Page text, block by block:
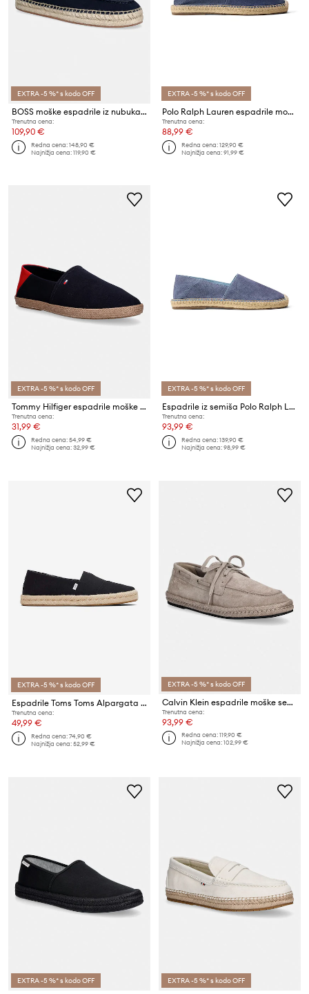
EXTRA -5 %* s kodo OFF
BOSS moške espadrile iz nubuka Madeira
Trenutna cena:
109,90 €
Redna cena:148,90 €
Najnižja cena:119,90 €
EXTRA -5 %* s kodo OFF
Polo Ralph Lauren espadrile moške Cevio V2 Clp
Trenutna cena:
88,99 €
Redna cena:129,90 €
Najnižja cena:91,99 €
EXTRA -5 %* s kodo OFF
Tommy Hilfiger espadrile moške CORE HILFIGER ESPADRILLE TEXTILE
Trenutna cena:
31,99 €
Redna cena:54,99 €
Najnižja cena:32,99 €
EXTRA -5 %* s kodo OFF
Espadrile iz semiša Polo Ralph Lauren Cevio V2 Clp
Trenutna cena:
93,99 €
Redna cena:139,90 €
Najnižja cena:98,99 €
EXTRA -5 %* s kodo OFF
Espadrile Toms Toms Alpargata Rope 2.0 10019875 BLACK
Trenutna cena:
49,99 €
Redna cena:74,90 €
Najnižja cena:52,99 €
EXTRA -5 %* s kodo OFF
Calvin Klein espadrile moške semišaste ESPADRILLE HYBRID BOAT SU
Trenutna cena:
93,99 €
Redna cena:119,90 €
Najnižja cena:102,99 €
EXTRA -5 %* s kodo OFF EXTRA -5 %* s kodo OFF